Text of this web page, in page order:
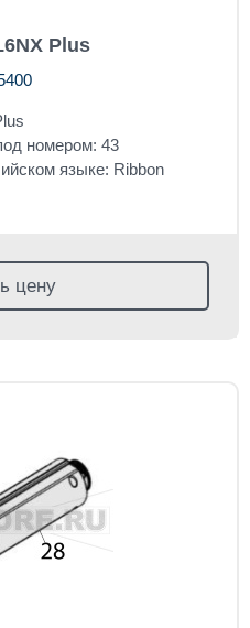
Plus
номером: 43
языке: Ribbon
цену